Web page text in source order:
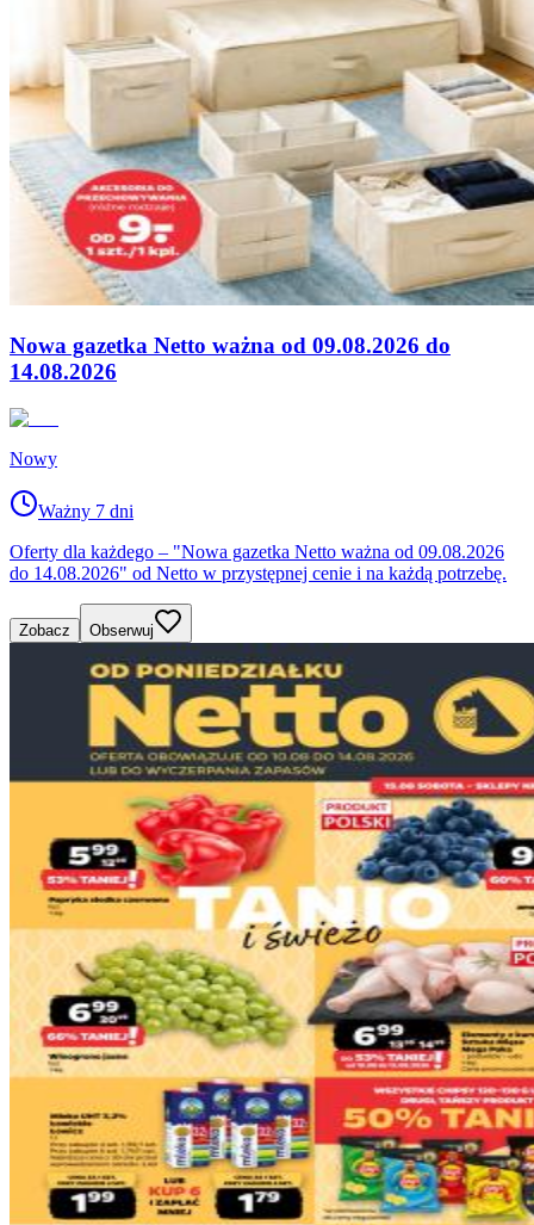
Nowa gazetka Netto ważna od 09.08.2026 do
14.08.2026
Nowy
Ważny 7 dni
Oferty dla każdego – "Nowa gazetka Netto ważna od 09.08.2026
do 14.08.2026" od Netto w przystępnej cenie i na każdą potrzebę.
Zobacz Obserwuj